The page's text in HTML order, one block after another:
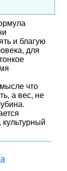
и благую
для
что
а вес, не